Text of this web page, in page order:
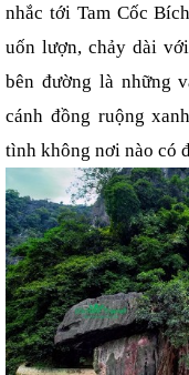
nhắc tới Tam Cốc
uốn lượn, chảy dài
bên đường là những
cánh đồng ruộng
tình không nơi nào có